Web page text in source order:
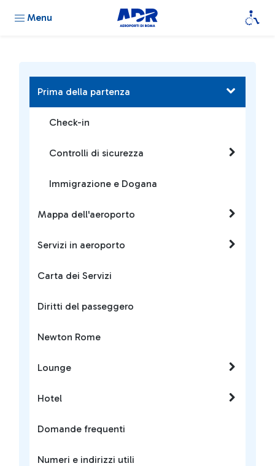
Menu
Prima della partenza
Check-in
Controlli di sicurezza
Immigrazione e Dogana
Mappa dell'aeroporto
Servizi in aeroporto
Carta dei Servizi
Diritti del passeggero
Newton Rome
Lounge
Hotel
Domande frequenti
Numeri e indirizzi utili